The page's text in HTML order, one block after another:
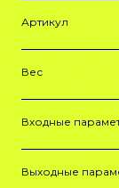
Артикул
Вес
Входные
Выходные